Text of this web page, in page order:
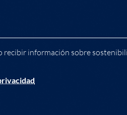
recibir información sobre